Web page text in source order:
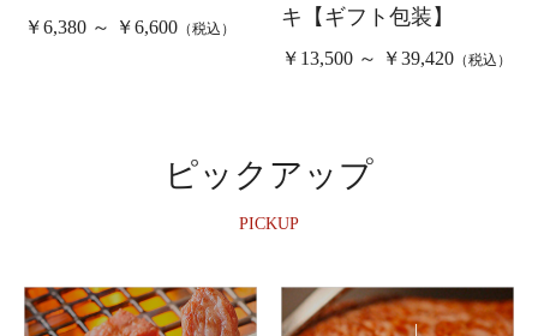
￥6,380 ～ ￥6,600 （税込）
キ【ギフト包装】
￥13,500 ～ ￥39,420 （税込）
ピックアップ
PICKUP